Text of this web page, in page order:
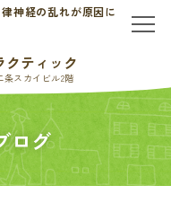
神経の乱れが原因に
ティック
条スカイビル2階
内
ログ